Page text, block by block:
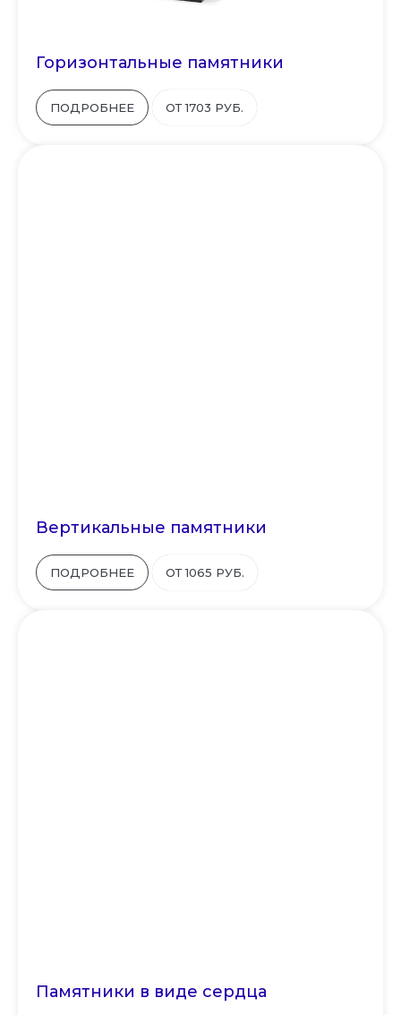
Горизонтальные памятники
ПОДРОБНЕЕ ОТ 1703 РУБ.
Вертикальные памятники
ПОДРОБНЕЕ ОТ 1065 РУБ.
Памятники в виде сердца